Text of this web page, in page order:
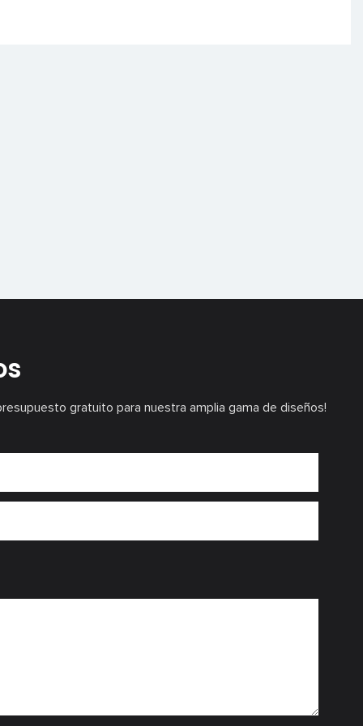
gratuito para nuestra amplia gama de diseños!